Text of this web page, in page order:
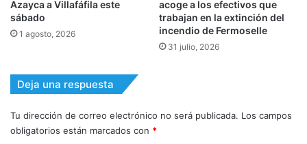
Azayca a Villafáfila este
sábado
1 agosto, 2026
acoge a los efectivos que
trabajan en la extinción del
incendio de Fermoselle
31 julio, 2026
Deja una respuesta
Tu dirección de correo electrónico no será publicada. Los campos
obligatorios están marcados con *